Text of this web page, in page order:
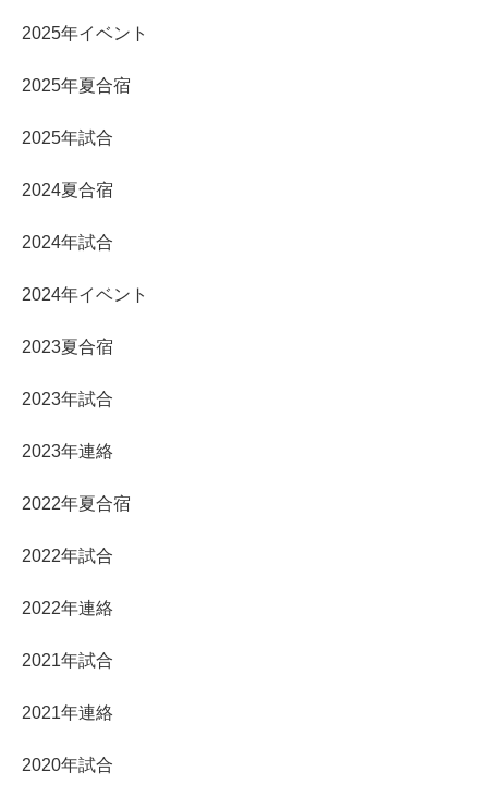
2025年イベント
2025年夏合宿
2025年試合
2024夏合宿
2024年試合
2024年イベント
2023夏合宿
2023年試合
2023年連絡
2022年夏合宿
2022年試合
2022年連絡
2021年試合
2021年連絡
2020年試合